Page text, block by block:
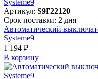
Артикул: S9F22120
Срок поставки: 2 дня
Автоматический
Systeme9
1 194 ₽
В корзинy